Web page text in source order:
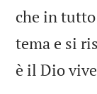
che in
tema e si
è il Dio